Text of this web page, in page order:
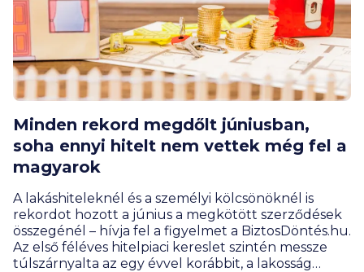
Minden rekord megdőlt júniusban,
soha ennyi hitelt nem vettek még fel a
magyarok
A lakáshiteleknél és a személyi kölcsönöknél is
rekordot hozott a június a megkötött szerződések
összegénél – hívja fel a figyelmet a BiztosDöntés.hu.
Az első féléves hitelpiaci kereslet szintén messze
túlszárnyalta az egy évvel korábbit, a lakosság